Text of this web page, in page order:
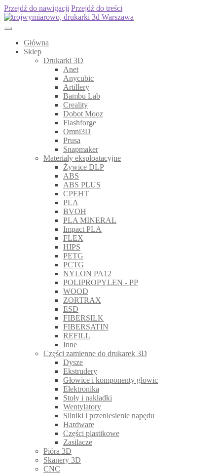
Przejdź do nawigacji Przejdź do treści
Główna
Sklep
Drukarki 3D
Anet
Anycubic
Artillery
Bambu Lab
Creality
Dobot Mooz
Flashforge
Omni3D
Prusa
Snapmaker
Materiały eksploatacyjne
Żywice DLP
ABS
ABS PLUS
CPEHT
PLA
BVOH
PLA MINERAL
Impact PLA
FLEX
HIPS
PETG
PCTG
NYLON PA12
POLIPROPYLEN - PP
WOOD
ZORTRAX
ESD
FIBERSILK
FIBERSATIN
REFILL
Inne
Części zamienne do drukarek 3D
Dysze
Ekstrudery
Głowice i komponenty głowic
Elektronika
Stoły i nakładki
Wentylatory
Silniki i przeniesienie napędu
Hardware
Części plastikowe
Zasilacze
Pióra 3D
Skanery 3D
CNC